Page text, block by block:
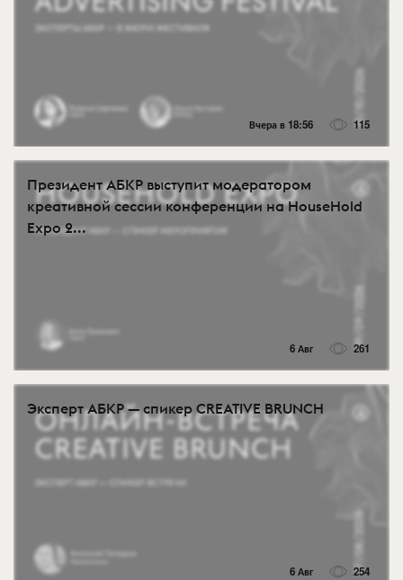
Вчера в 18:56 115
Президент АБКР выступит модератором
креативной сессии конференции на HouseHold
Expo 2...
6 Авг 261
Эксперт АБКР — спикер CREATIVE BRUNCH
6 Авг 254